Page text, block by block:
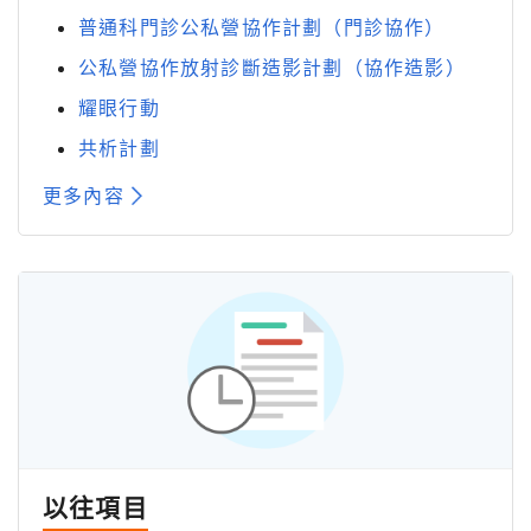
普通科門診公私營協作計劃（門診協作）
公私營協作放射診斷造影計劃（協作造影）
耀眼行動
共析計劃
更多內容
以往項目